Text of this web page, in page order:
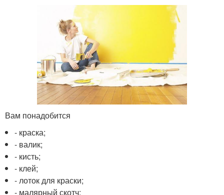
Вам понадобится
- краска;
- валик;
- кисть;
- клей;
- лоток для краски;
- малярный скотч;